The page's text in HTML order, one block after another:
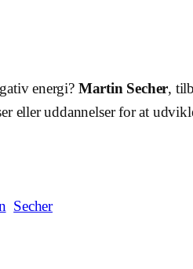
energi? Martin Secher,
eller uddannelser for at
Secher